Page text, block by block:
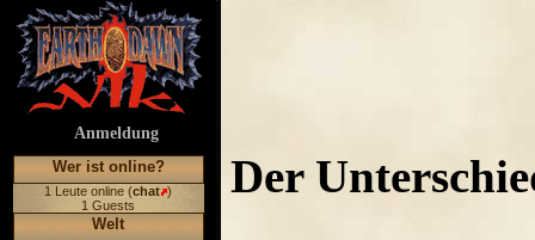
Anmeldung
Wer ist online?
1 Leute online (chat )
1 Guests
Welt
Der